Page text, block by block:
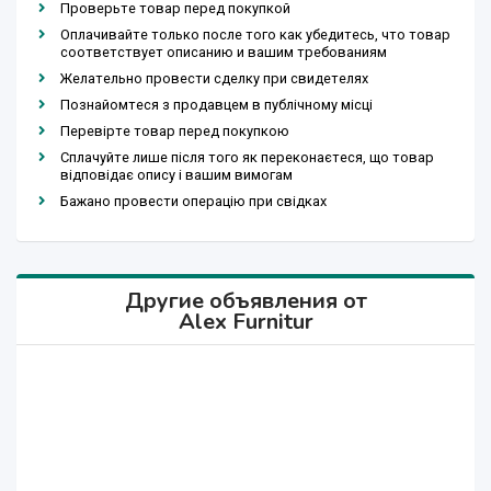
Проверьте товар перед покупкой
Оплачивайте только после того как убедитесь, что товар
соответствует описанию и вашим требованиям
Желательно провести сделку при свидетелях
Познайомтеся з продавцем в публічному місці
Перевірте товар перед покупкою
Сплачуйте лише після того як переконаєтеся, що товар
відповідає опису і вашим вимогам
Бажано провести операцію при свідках
Другие объявления от
Alex Furnitur